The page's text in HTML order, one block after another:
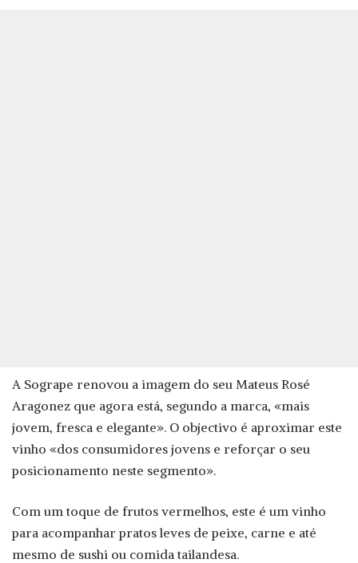
A Sogrape renovou a imagem do seu Mateus Rosé
Aragonez que agora está, segundo a marca, «mais
jovem, fresca e elegante». O objectivo é aproximar este
vinho «dos consumidores jovens e reforçar o seu
posicionamento neste segmento».
Com um toque de frutos vermelhos, este é um vinho
para acompanhar pratos leves de peixe, carne e até
mesmo de sushi ou comida tailandesa.